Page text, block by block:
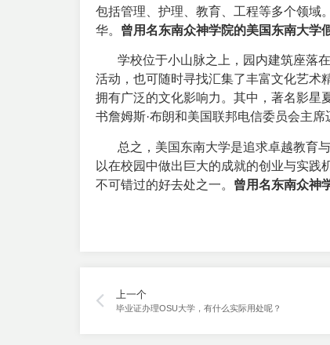
包括管理、护理、教育、工程等多个领域
华。 曾用名东南众神学院的美国东南大学
学校位于小山脉之上，园内建筑座落在
活动，也可随时寻找汇集了丰富文化艺术
拥有广泛的文化影响力。其中，著名影星
书詹姆斯·布朗和美国联邦电信委员会主席
总之，美国东南大学是追求卓越教育与
以在校园中做出巨大的成就的创业与实
不可错过的好去处之一。 曾用名东南众神
上一个
毕业证办理OSU大学，有什么实际用处呢？